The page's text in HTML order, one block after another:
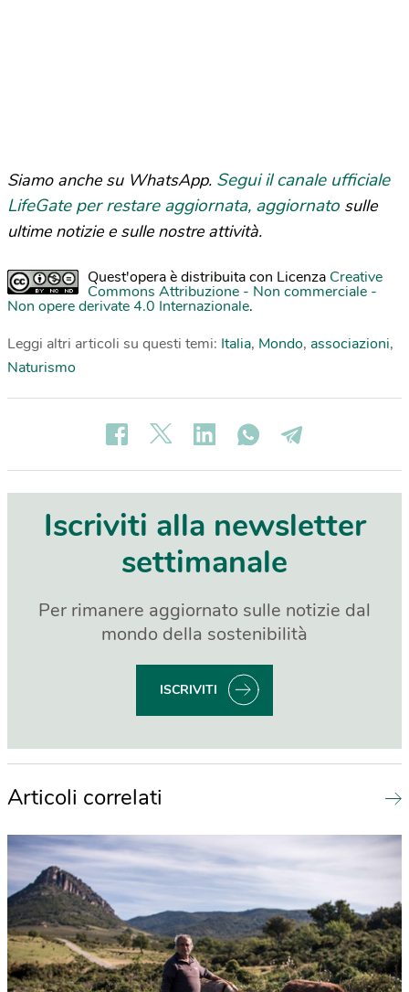
Siamo anche su WhatsApp. Segui il canale ufficiale
LifeGate per restare aggiornata, aggiornato sulle
ultime notizie e sulle nostre attività.
Quest'opera è distribuita con Licenza Creative
Commons Attribuzione - Non commerciale -
Non opere derivate 4.0 Internazionale.
Leggi altri articoli su questi temi: Italia, Mondo, associazioni,
Naturismo
Iscriviti alla newsletter
settimanale
Per rimanere aggiornato sulle notizie dal
mondo della sostenibilità
ISCRIVITI
Articoli correlati